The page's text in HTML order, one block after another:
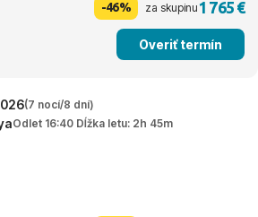
-46% za skupinu1 765 €
Overiť termín
(7 nocí/8 dní)
Odlet 16:40 Dĺžka letu: 2h 45m